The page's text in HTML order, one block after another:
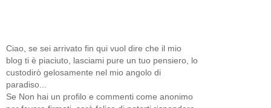
Ciao, se sei arrivato fin qui vuol dire che il mio
blog ti è piaciuto, lasciami pure un tuo pensiero, lo
custodirò gelosamente nel mio angolo di
paradiso...
Se Non hai un profilo e commenti come anonimo